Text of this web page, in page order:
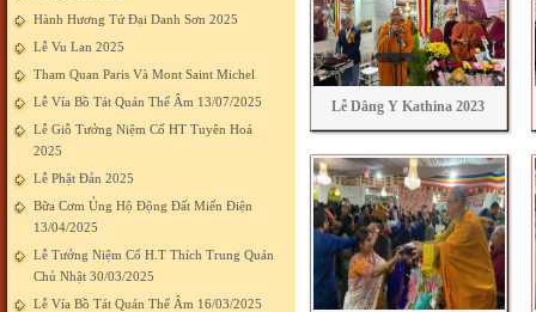
Hành Hương Tứ Đại Danh Sơn 2025
Lễ Vu Lan 2025
Tham Quan Paris Và Mont Saint Michel
Lễ Vía Bồ Tát Quán Thế Âm 13/07/2025
Lễ Giỗ Tưởng Niệm Cố HT Tuyên Hoá
2025
Lễ Phật Đản 2025
Bữa Cơm Ủng Hộ Động Đất Miến Điện
13/04/2025
Lễ Tưởng Niệm Cố H.T Thích Trung Quán
Chủ Nhật 30/03/2025
Lễ Vía Bồ Tát Quán Thế Âm 16/03/2025
Lễ Dâng Y Kathina 2023